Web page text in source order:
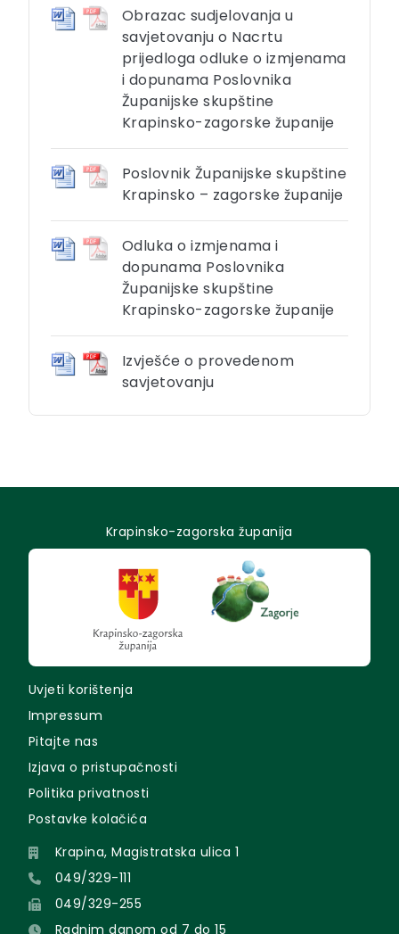
Obrazac sudjelovanja u
savjetovanju o Nacrtu
prijedloga odluke o izmjenama
i dopunama Poslovnika
Županijske skupštine
Krapinsko-zagorske županije
Poslovnik Županijske skupštine
Krapinsko – zagorske županije
Odluka o izmjenama i
dopunama Poslovnika
Županijske skupštine
Krapinsko-zagorske županije
Izvješće o provedenom
savjetovanju
Krapinsko-zagorska županija
Uvjeti korištenja
Impressum
Pitajte nas
Izjava o pristupačnosti
Politika privatnosti
Postavke kolačića
Krapina, Magistratska ulica 1
049/329-111
049/329-255
Radnim danom od 7 do 15